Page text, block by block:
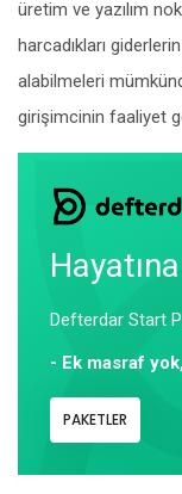
üretim ve yazılım
harcadıkları
alabilmeleri
girişimcinin faaliyet
Defterdar Start
- Ek masraf
PAKETLER